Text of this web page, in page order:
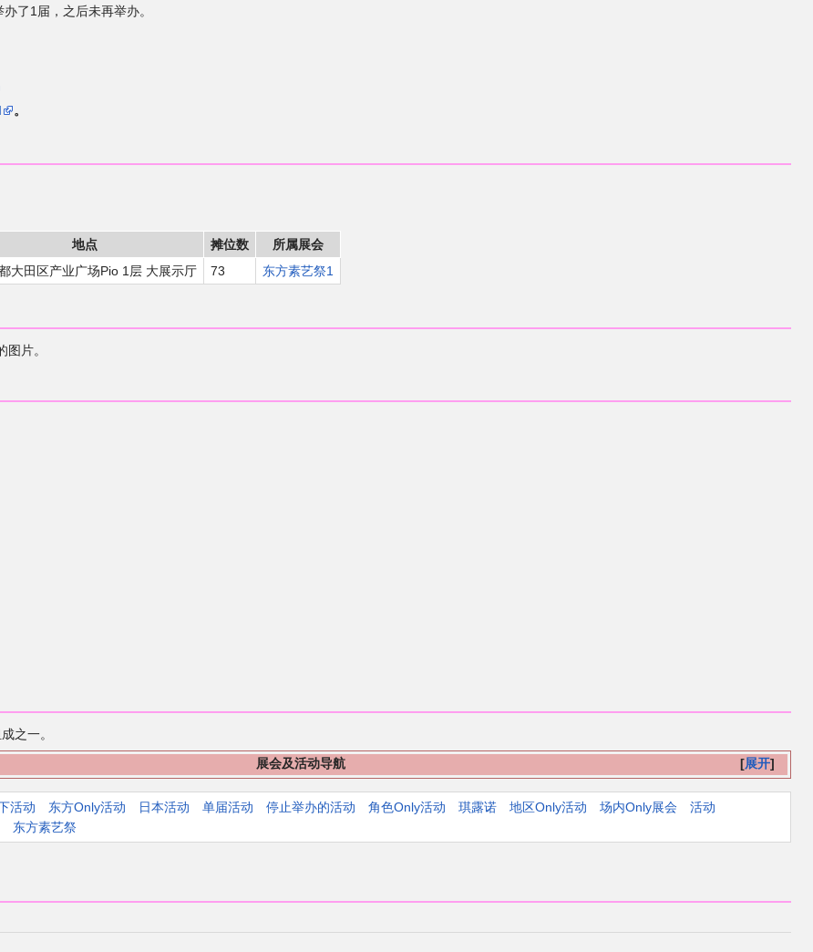
办了1届，之后未再举办。
。
地点 摊位数
所属展会
大田区产业广场Pio 1层 大展示厅 73 东方素艺祭1
片。
之一。
展开
展会及活动导航
活动 东方Only活动 日本活动 单届活动 停止举办的活动 角色Only活动 琪露诺 地区Only活动 场内Only展会
活动
东方素艺祭